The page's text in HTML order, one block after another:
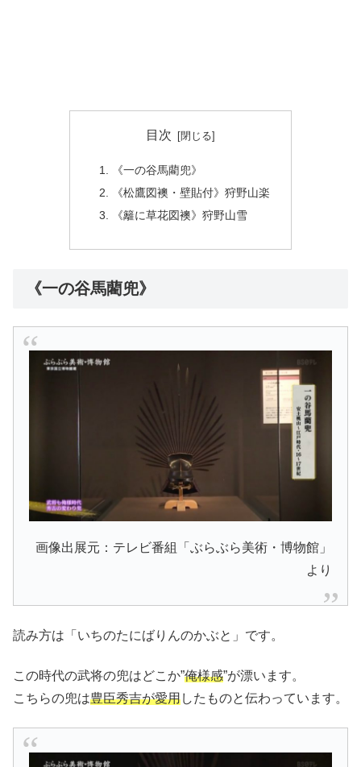
目次
《一の谷馬藺兜》
《松鷹図襖・壁貼付》狩野山楽
《籬に草花図襖》狩野山雪
《一の谷馬藺兜》
画像出展元：テレビ番組「ぶらぶら美術・博物館」
より
読み方は「いちのたにばりんのかぶと」です。
この時代の武将の兜はどこか”俺様感”が漂います。
こちらの兜は豊臣秀吉が愛用したものと伝わっています。